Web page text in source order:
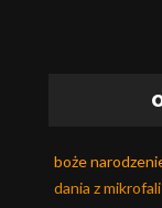
boże
dania z mikrofali